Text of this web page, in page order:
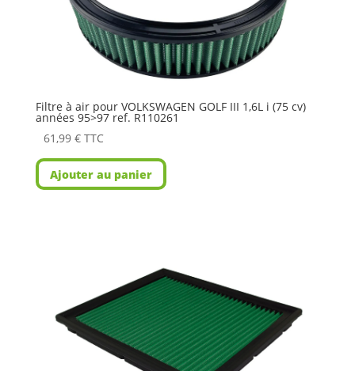
Filtre à air pour VOLKSWAGEN GOLF III 1,6L i (75 cv)
années 95>97 ref. R110261
61,99 € TTC
Ajouter au panier